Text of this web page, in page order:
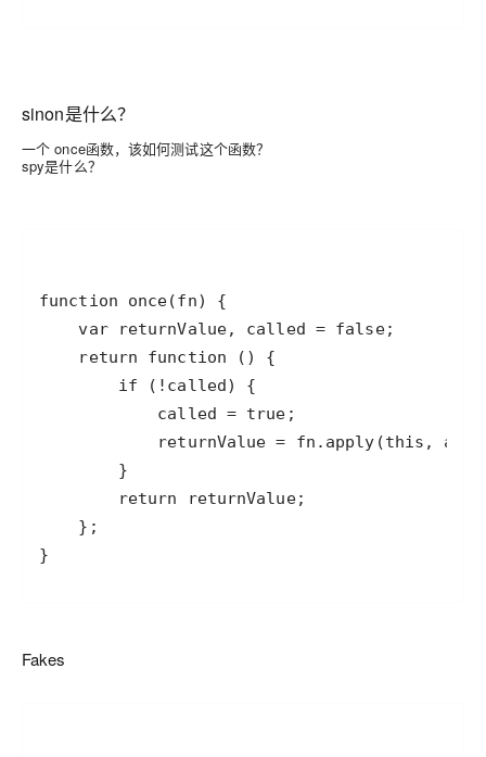
sinon是什么？
一个 once函数，该如何测试这个函数？
spy是什么？
}
Fakes